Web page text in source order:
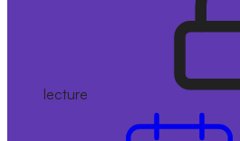
lecture